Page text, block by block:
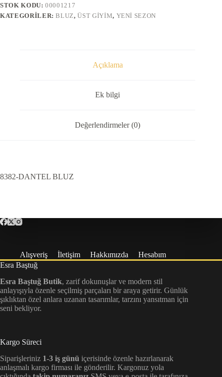
STOK KODU:00001217
KATEGORILER:BLUZ,ÜST GIYIM, YENI SEZON
Açıklama
Ek bilgi
Değerlendirmeler (0)
8382-DANTEL BLUZ
Alışveriş İletişim Hakkımızda
Hesabım
Esra Baştuğ
Esra Baştuğ Butik, zarif dokunuşlar ve modern stil
anlayışıyla özenle seçilmiş parçaları bir araya getirir. Günlük
şıklıktan özel anlara uzanan tasarımlar, tarzını yansıtman için
seni bekliyor.
Kargo Süreci
Siparişleriniz 1-3 iş günü içerisinde özenle hazırlanarak
anlaşmalı kargo firması ile gönderilir. Kargonuz yola